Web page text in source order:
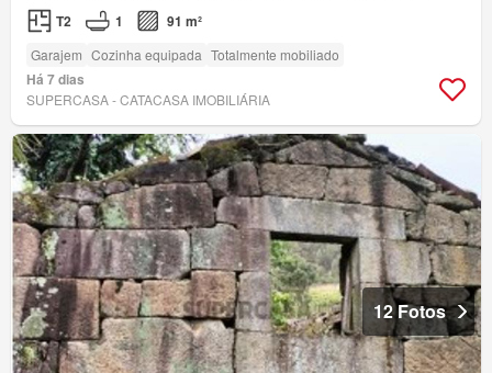
T2 1 91 m²
Garajem Cozinha equipada Totalmente mobiliado
Há 7 dias
SUPERCASA - CATACASA IMOBILIÁRIA
12 Fotos